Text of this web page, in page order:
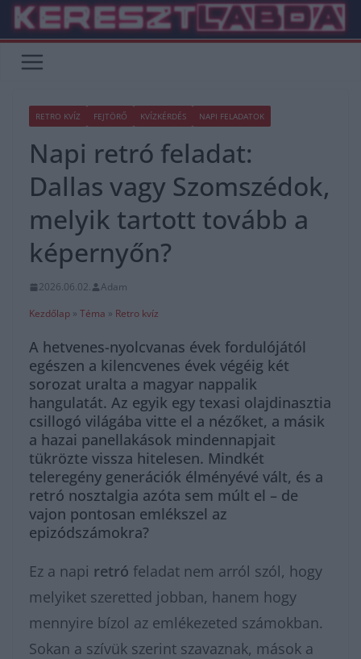
Skip
content
RETRO KVÍZ FEJTÖRŐ KVÍZKÉRDÉS NAPI FELADATOK
Napi retró feladat:
Dallas vagy Szomszédok,
melyik tartott tovább a
képernyőn?
2026.06.02.
Adam
Kezdőlap » Téma » Retro kvíz
A hetvenes-nyolcvanas évek fordulójától
egészen a kilencvenes évek végéig két
sorozat uralta a magyar nappalik
hangulatát. Az egyik egy texasi olajdinasztia
csillogó világába vitte el a nézőket, a másik
a hazai panellakások mindennapjait
tükrözte vissza hitelesen. Mindkét
teleregény generációk élményévé vált, és a
retró nosztalgia azóta sem múlt el – de
vajon pontosan emlékszel az
epizódszámokra?
Ez a napi retró feladat nem arról szól, hogy
melyiket szeretted jobban, hanem hogy
mennyire bízol az emlékezeted számokban.
Sokan a szívük szerint szavaznak, mások a